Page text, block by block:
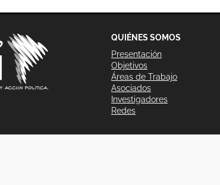
QUIÉNES SOMOS
Presentación
Objetivos
Áreas de Trabajo
Asociados
Investigadores
Redes